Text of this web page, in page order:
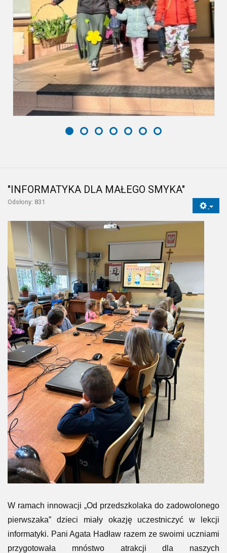
"INFORMATYKA DLA MAŁEGO SMYKA"
Odsłony: 831
W ramach innowacji „Od przedszkolaka do zadowolonego
pierwszaka” dzieci miały okazję uczestniczyć w lekcji
informatyki. Pani Agata Hadław razem ze swoimi uczniami
przygotowała mnóstwo atrakcji dla naszych